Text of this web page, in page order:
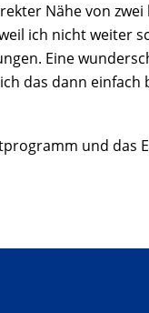
Nähe von
ich nicht weiter
Eine
das dann einfach
und das